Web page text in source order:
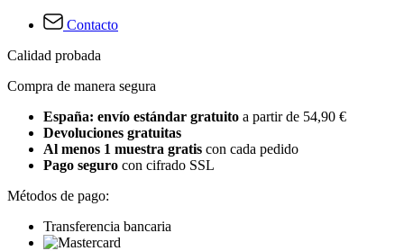
Contacto
Calidad probada
Compra de manera segura
España: envío estándar gratuito a partir de 54,90 €
Devoluciones gratuitas
Al menos 1 muestra gratis con cada pedido
Pago seguro con cifrado SSL
Métodos de pago:
Transferencia bancaria